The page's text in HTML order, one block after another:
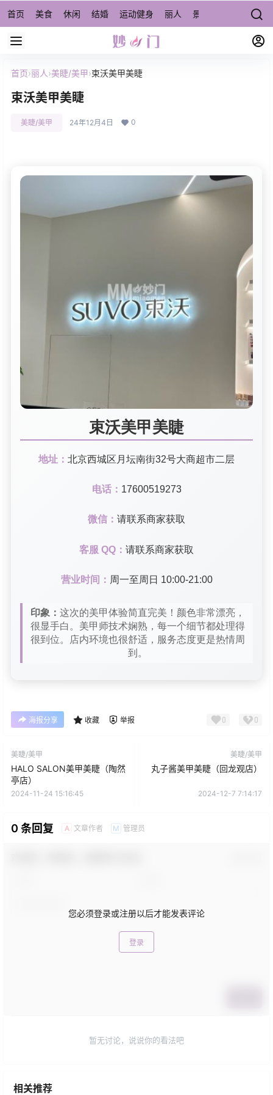
首页 美食 休闲 结婚 运动健身 丽人 景点/周边游 宠物
首页›丽人›美睫/美甲›束沃美甲美睫
束沃美甲美睫
美睫/美甲 24年12月4日 0
束沃美甲美睫
地址： 北京西城区月坛南街32号大商超市二层
电话： 17600519273
微信： 请联系商家获取
客服 QQ： 请联系商家获取
营业时间： 周一至周日 10:00-21:00
印象： 这次的美甲体验简直完美！颜色非常漂亮，
很显手白。美甲师技术娴熟，每一个细节都处理得
很到位。店内环境也很舒适，服务态度更是热情周
到。
海报分享 收藏 举报 0 0
美睫/美甲
HALO SALON美甲美睫（陶然
亭店）
2024-11-24 15:16:45
美睫/美甲
丸子酱美甲美睫（回龙观店）
2024-12-7 7:14:17
0 条回复 A 文章作者 M 管理员
您必须登录或注册以后才能发表评论
登录
暂无讨论，说说你的看法吧
相关推荐